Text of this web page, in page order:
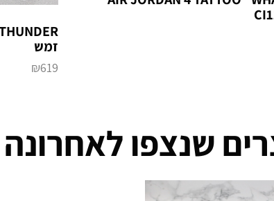
זמש
₪619
שנצפו לאחרונה